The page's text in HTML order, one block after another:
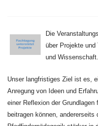
Die
über Projekte
und Wissenschaft.
Unser langfristiges Ziel ist es,
Anregung von Ideen und
einer Reflexion der
beitragen können,